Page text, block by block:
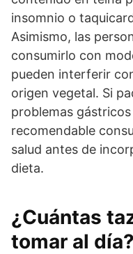
insomnio o
Asimismo, las
consumirlo con
pueden interferir
origen vegetal. Si
problemas
recomendable
salud antes de
dieta.
¿Cuántas
tomar al día?